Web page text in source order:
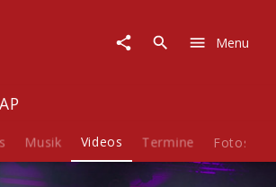
Menu
Musik Videos Termine Fotos